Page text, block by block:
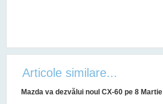
Articole similare...
Mazda va dezvălui noul CX-60 pe 8 Martie